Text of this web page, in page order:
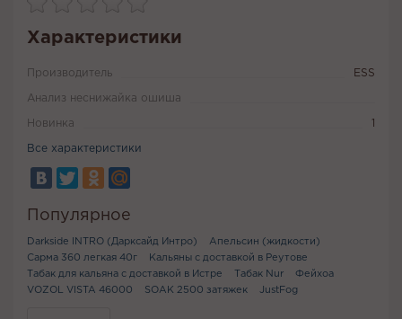
Характеристики
Производитель ESS
Анализ неснижайка ошиша
Новинка
Все характеристики
Популярное
Darkside INTRO (Дарксайд Интро)
Апельсин (жидкости)
Сарма 360 легкая 40г
Кальяны с доставкой в Реутове
Табак для кальяна с доставкой в Истре
Табак Nur
Фейхоа
VOZOL VISTA 46000
SOAK 2500 затяжек JustFog